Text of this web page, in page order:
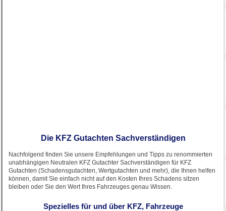
Die KFZ Gutachten Sachverständigen
Nachfolgend finden Sie unsere Empfehlungen und Tipps zu renommierten
unabhängigen Neutralen KFZ Gutachter Sachverständigen für KFZ
Gutachten (Schadensgutachten, Wertgutachten und mehr), die Ihnen helfen
können, damit Sie einfach nicht auf den Kosten Ihres Schadens sitzen
bleiben oder Sie den Wert Ihres Fahrzeuges genau Wissen.
Spezielles für und über KFZ, Fahrzeuge